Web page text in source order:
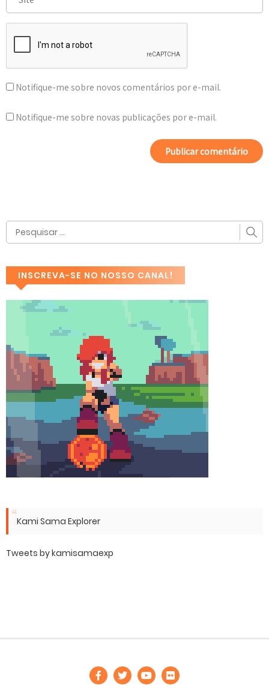
Notifique-me sobre novos comentários por e-mail.
Notifique-me sobre novas publicações por e-mail.
INSCREVA-SE NO NOSSO CANAL!
Kami Sama Explorer
Tweets by kamisamaexp